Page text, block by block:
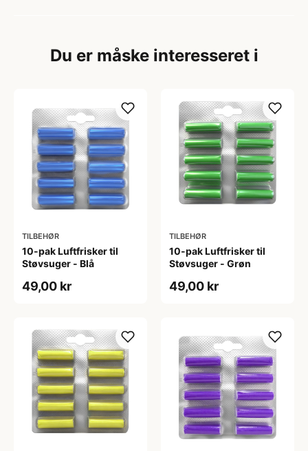
Du er måske interesseret i
TILBEHØR
10-pak Luftfrisker til
Støvsuger - Blå
49,00 kr
TILBEHØR
10-pak Luftfrisker til
Støvsuger - Grøn
49,00 kr